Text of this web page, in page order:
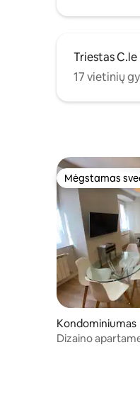
Triestas C.le
17 vietinių
Mėgstamas
Mėgstamas
Kondominiumas
Dizaino